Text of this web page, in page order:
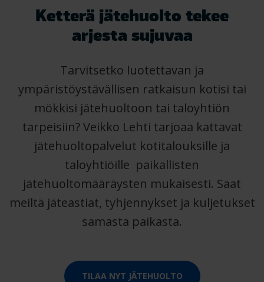
Ketterä jätehuolto tekee
arjesta sujuvaa
Tarvitsetko luotettavan ja
ympäristöystävällisen ratkaisun kotisi tai
mökkisi jätehuoltoon tai taloyhtiön
tarpeisiin? Veikko Lehti tarjoaa kattavat
jätehuoltopalvelut kotitalouksille ja
taloyhtiöille paikallisten
jätehuoltomääräysten mukaisesti. Saat
meiltä jäteastiat, tyhjennykset ja kuljetukset
samasta paikasta.
TILAA NYT JÄTEHUOLTO